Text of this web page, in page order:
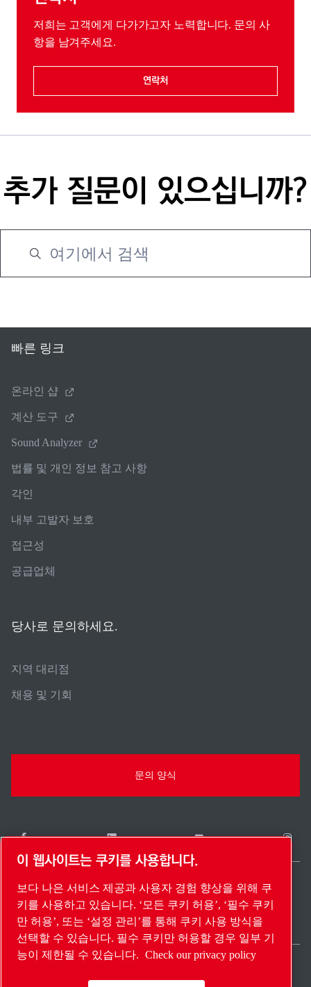
저희는 고객에게 다가가고자 노력합니다. 문의 사
항을 남겨주세요.
연락처
추가 질문이 있으십니까?
빠른 링크
온라인 샵
계산 도구
Sound Analyzer
법률 및 개인 정보 참고 사항
각인
내부 고발자 보호
접근성
공급업체
당사로 문의하세요.
지역 대리점
채용 및 기회
문의 양식
사이트 맵설정 관리© 2026 저작권.
South Korea / KO
이 웹사이트는 쿠키를 사용합니다.
보다 나은 서비스 제공과 사용자 경험 향상을 위해 쿠
키를 사용하고 있습니다. ‘모든 쿠키 허용’, ‘필수 쿠키
만 허용’, 또는 ‘설정 관리’를 통해 쿠키 사용 방식을
선택할 수 있습니다. 필수 쿠키만 허용할 경우 일부 기
능이 제한될 수 있습니다. Check our privacy policy